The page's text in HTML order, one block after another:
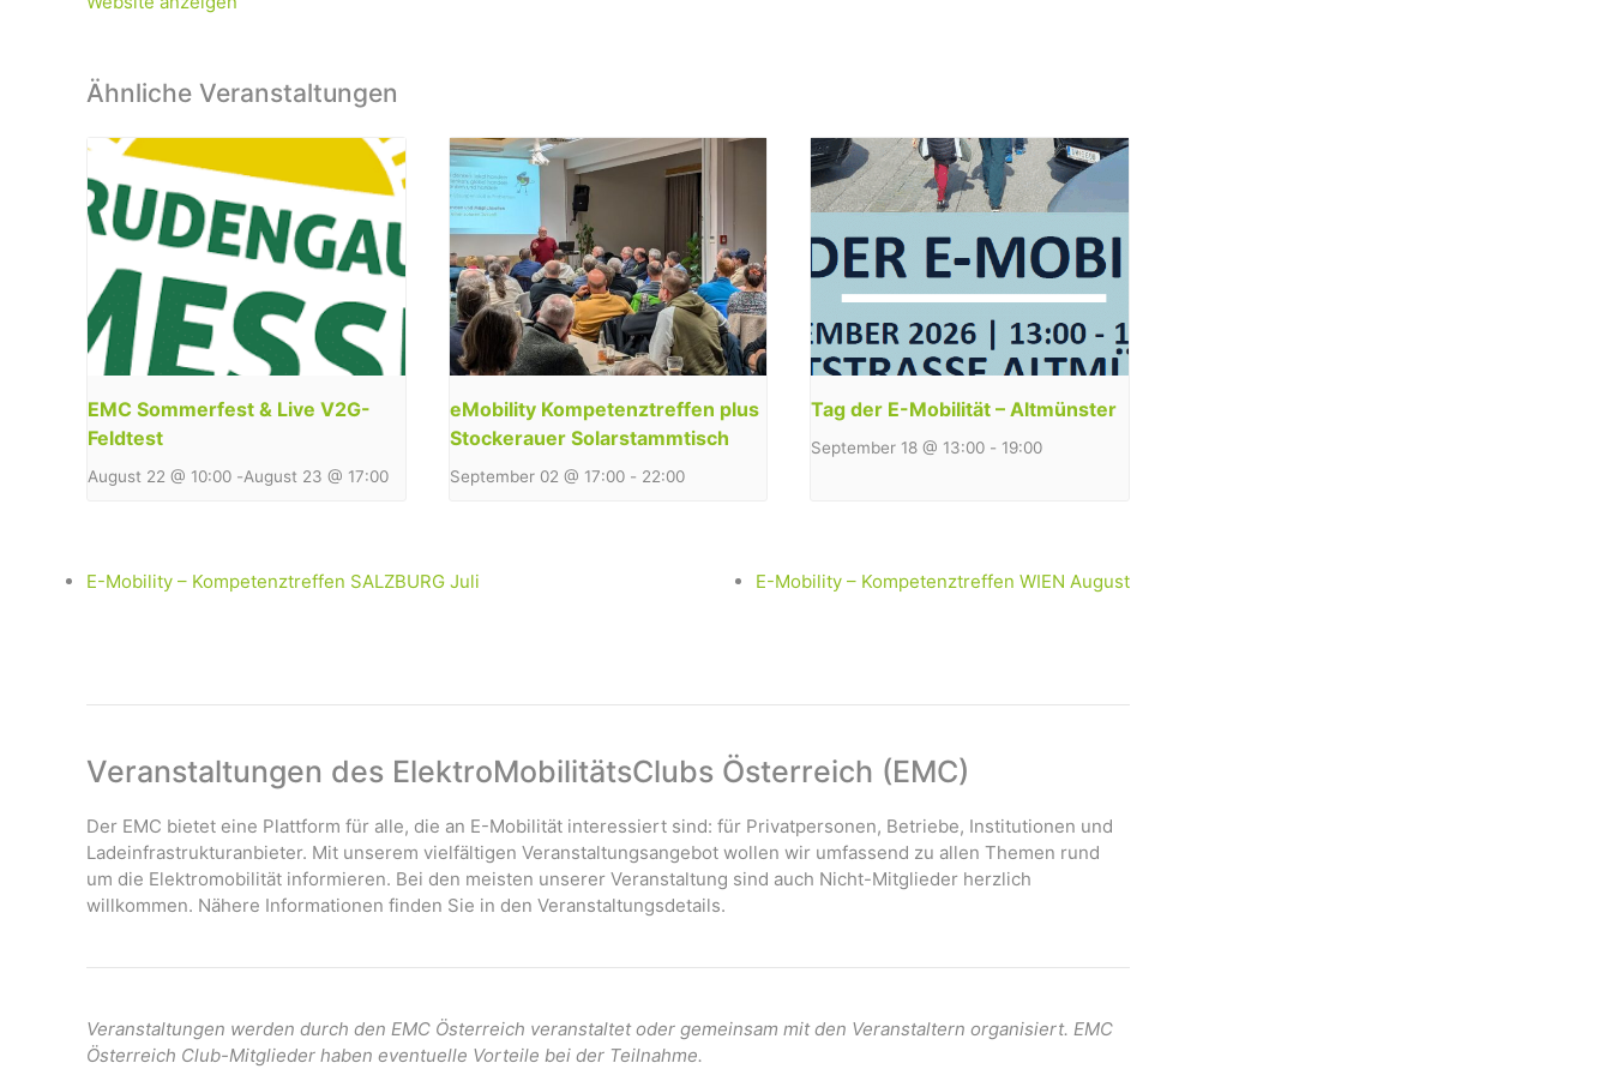
Ähnliche Veranstaltungen
EMC Sommerfest & Live V2G-
Feldtest
August 22 @ 10:00 -August 23 @ 17:00
eMobility Kompetenztreffen plus
Stockerauer Solarstammtisch
September 02 @ 17:00 - 22:00
Tag der E-Mobilität – Altmünster
September 18 @ 13:00 - 19:00
E-Mobility – Kompetenztreffen SALZBURG Juli E-Mobility – Kompetenztreffen WIEN August
Veranstaltungen des ElektroMobilitätsClubs Österreich (EMC)
Der EMC bietet eine Plattform für alle, die an E-Mobilität interessiert sind: für Privatpersonen, Betriebe, Institutionen und
Ladeinfrastrukturanbieter. Mit unserem vielfältigen Veranstaltungsangebot wollen wir umfassend zu allen Themen rund
um die Elektromobilität informieren. Bei den meisten unserer Veranstaltung sind auch Nicht-Mitglieder herzlich
willkommen. Nähere Informationen finden Sie in den Veranstaltungsdetails.
Veranstaltungen werden durch den EMC Österreich veranstaltet oder gemeinsam mit den Veranstaltern organisiert. EMC
Österreich Club-Mitglieder haben eventuelle Vorteile bei der Teilnahme.